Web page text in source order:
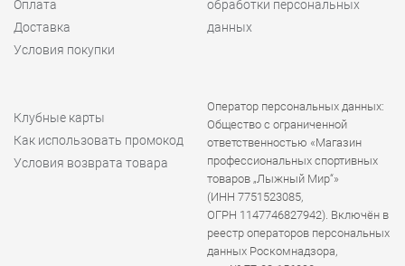
Оплата
Доставка
Условия покупки
обработки персональных
данных
Клубные карты
Как использовать промокод
Условия возврата товара
Оператор персональных данных:
Общество с ограниченной
ответственностью «Магазин
профессиональных спортивных
товаров „Лыжный Мир“»
(ИНН 7751523085,
ОГРН 1147746827942). Включён в
реестр операторов персональных
данных Роскомнадзора,